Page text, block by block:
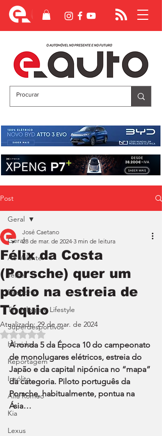
Post
Geral
Ao Volante
Teste
Desporto
Tecnologia e Lifestyle
Superdesportivos
Híbridos
Reportagem
Insólito
Alfa Romeo
Kia
Lexus
Geral
Félix da Costa
(Porsche) quer um
pódio na estreia de
Tóquio
José Caetano
28 de mar. de 2024 3 min de leitura
Atualizado:29 de mar. de 2024
Avaliado com NaN de 5 estrelas.
À ronda 5 da Época 10 do campeonato
de monolugares elétricos, estreia do
Japão e da capital nipónica no “mapa”
da categoria. Piloto português da
Porsche, habitualmente, pontua na
Ásia…